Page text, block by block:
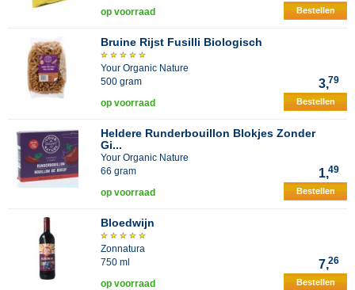
op voorraad Bestellen
Bruine Rijst Fusilli Biologisch
Your Organic Nature
500 gram
3,79
op voorraad Bestellen
Heldere Runderbouillon Blokjes Zonder
Gi...
Your Organic Nature
66 gram
1,49
op voorraad Bestellen
Bloedwijn
Zonnatura
750 ml
7,26
op voorraad Bestellen